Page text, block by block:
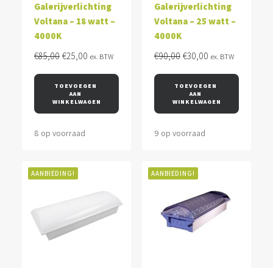
Galerijverlichting
Voltana – 18 watt –
4000K
€85,00 Oorspronkelijke
was:
€85,00.
€25,00 Huidige
is:
€25,00.
ex. BTW
TOEVOEGEN
AAN
WINKELWAGEN
8 op voorraad
Galerijverlichting
Voltana – 25 watt –
4000K
€90,00 Oorspronkelijke
was:
€90,00.
€30,00 Huidige
is:
€30,00.
ex. BTW
TOEVOEGEN
AAN
WINKELWAGEN
9 op voorraad
AANBIEDING! AANBIEDING!